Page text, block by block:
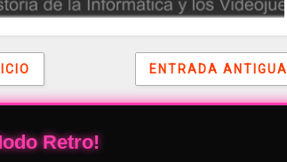
ENTRADA ANTIGUA
Retro!